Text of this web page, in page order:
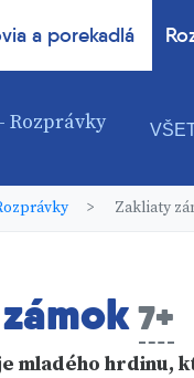
a porekadlá
Zakliaty
7+
mladého hrdinu,